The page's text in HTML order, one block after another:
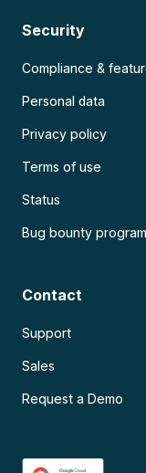
Security
Compliance &
Personal data
Privacy policy
Terms of use
Status
Bug bounty program
Contact
Support
Sales
Request a Demo